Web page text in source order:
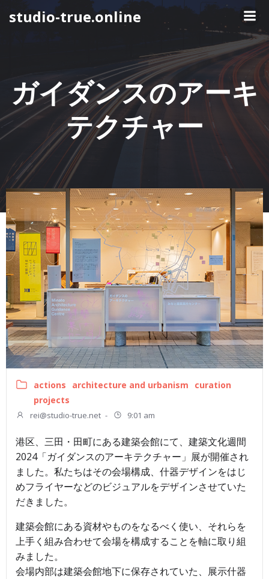
ン
ツ
へ
ス
キ
ッ
プ
studio-true.online
ガイダンスのアーキ
テクチャー
actions architecture and urbanism
curation
projects
rei@studio-true.net - 9:01 am
港区、三田・田町にある建築会館にて、建築文化週間
2024「ガイダンスのアーキテクチャー」展が開催され
ました。私たちはその会場構成、什器デザインをはじ
めフライヤーなどのビジュアルをデザインさせていた
だきました。
建築会館にある資材やものをなるべく使い、それらを
上手く組み合わせて会場を構成することを軸に取り組
みました。
会場内部は建築会館地下に保存されていた、展示什器